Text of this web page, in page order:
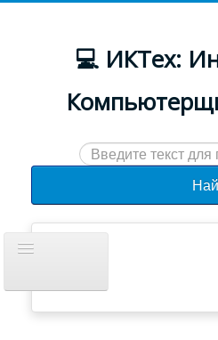
💻 ИКТех:
Искать...
навигацию